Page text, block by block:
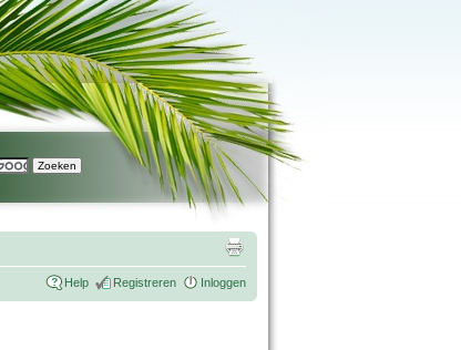
Help Registreren Inloggen